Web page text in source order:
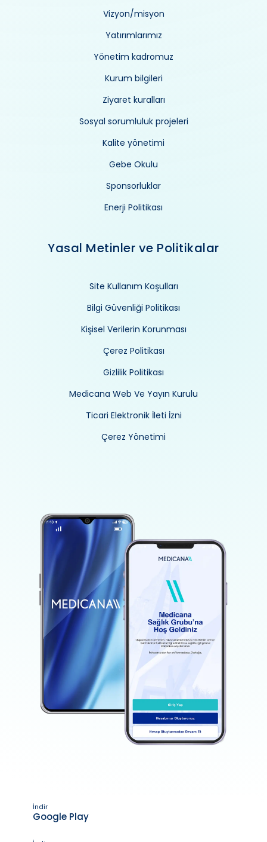
Vizyon/misyon
Yatırımlarımız
Yönetim kadromuz
Kurum bilgileri
Ziyaret kuralları
Sosyal sorumluluk projeleri
Kalite yönetimi
Gebe Okulu
Sponsorluklar
Enerji Politikası
Yasal Metinler ve Politikalar
Site Kullanım Koşulları
Bilgi Güvenliği Politikası
Kişisel Verilerin Korunması
Çerez Politikası
Gizlilik Politikası
Medicana Web Ve Yayın Kurulu
Ticari Elektronik İleti İzni
Çerez Yönetimi
İndir
Google Play